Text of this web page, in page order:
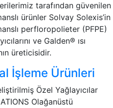
tarafından güvenilen
ürünler Solvay Solexis’in
perfloropolieter (PFPE)
ve Galden® ısı
üreticisidir.
İşleme Ürünleri
Özel Yağlayıcılar
Olağanüstü